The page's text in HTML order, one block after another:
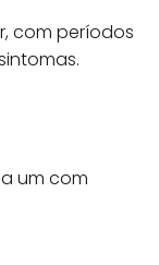
com períodos
um com